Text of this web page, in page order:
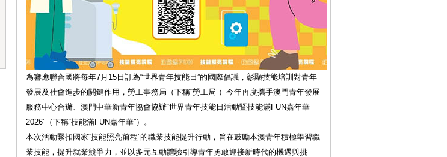
為響應聯合國將每年7月15日訂為“世界青年技能日”的國際倡議，彰顯技能培訓對青年
發展及社會進步的關鍵作用，勞工事務局（下稱“勞工局”）今年再度攜手澳門青年發展
服務中心合辦、澳門中華新青年協會協辦“世界青年技能日活動暨技能滿FUN嘉年華
2026”（下稱“技能滿FUN嘉年華”）。
本次活動緊扣國家“技能照亮前程”的職業技能提升行動，旨在鼓勵本澳青年積極學習職
業技能，提升就業競爭力，並以多元互動體驗引導青年勇敢迎接新時代的機遇與挑